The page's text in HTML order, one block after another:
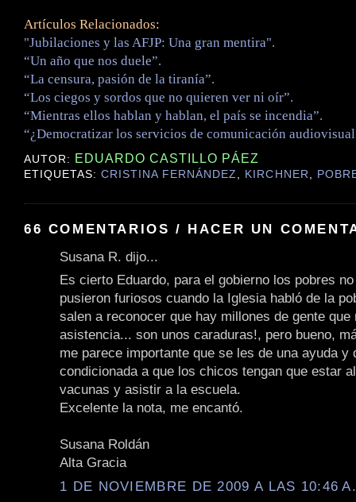
Artículos Relacionados:
"Jubilaciones y las AFJP: Una gran mentira".
“Un año que nos duele”.
“La censura, pasión de la tiranía”.
“Los ciegos y sordos que no quieren ver ni oír”.
“Mientras ellos hablan y hablan, el país se incendia”.
“¿Democratizar los servicios de comunicación
AUTOR: EDUARDO CASTILLO PÁEZ
ETIQUETAS:CRISTINA FERNÁNDEZ, KIRCHNER,
66 COMENTARIOS / HACER UN
Susana R. dijo...
Es cierto Eduardo, para el gobierno los pobres
pusieron furiosos cuando la Iglesia habló de la
salen a reconocer que hay millones de gente que
asistencia... son unos caraduras!, pero bueno,
me parece importante que se les de una ayuda y
condicionada a que los chicos tengan que estar
vacunas y asistir a la escuela.
Excelente la nota, me encantó.
Susana Roldán
Alta Gracia
1 DE NOVIEMBRE DE 2009 A LAS 10:46